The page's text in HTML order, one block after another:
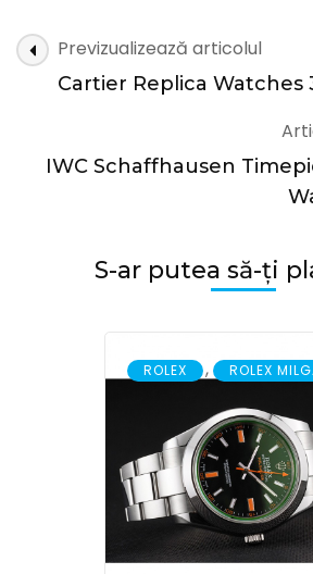
Watches
4848
Navigare
în
Previzualizează articolul
Cartier Replica Watches
IWC Schaffhausen
S-ar putea să-ți
ROLEX , ROLEX